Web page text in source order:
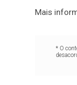
Mais
* O